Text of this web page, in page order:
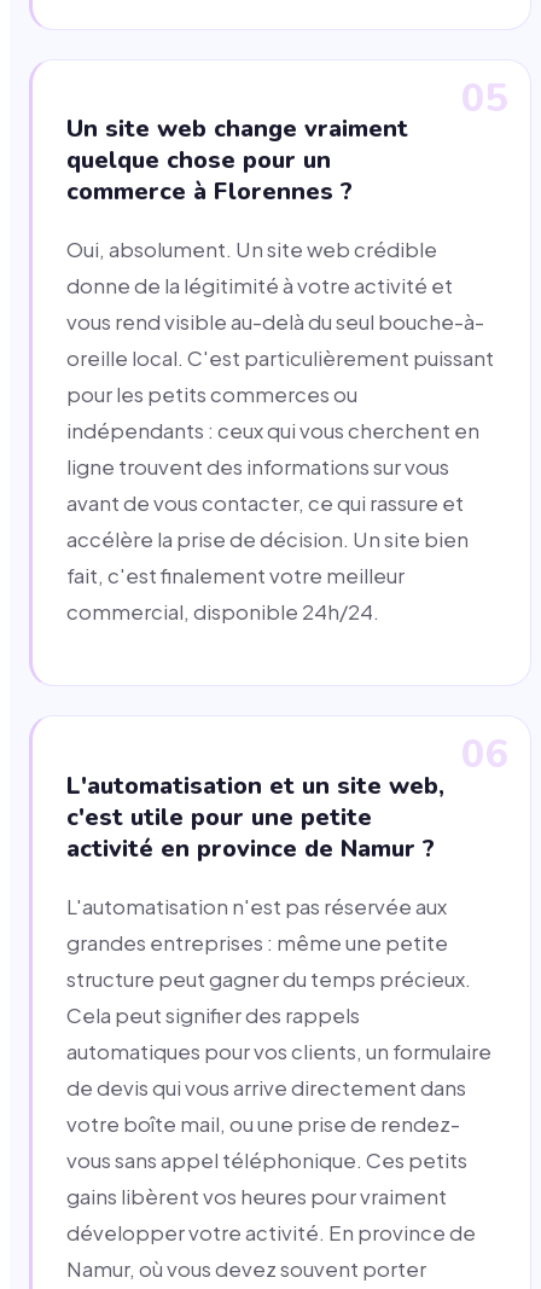
05
Un site web change vraiment
quelque chose pour un
commerce à Florennes ?
Oui, absolument. Un site web crédible
donne de la légitimité à votre activité et
vous rend visible au-delà du seul bouche-à-
oreille local. C'est particulièrement puissant
pour les petits commerces ou
indépendants : ceux qui vous cherchent en
ligne trouvent des informations sur vous
avant de vous contacter, ce qui rassure et
accélère la prise de décision. Un site bien
fait, c'est finalement votre meilleur
commercial, disponible 24h/24.
06
L'automatisation et un site web,
c'est utile pour une petite
activité en province de Namur ?
L'automatisation n'est pas réservée aux
grandes entreprises : même une petite
structure peut gagner du temps précieux.
Cela peut signifier des rappels
automatiques pour vos clients, un formulaire
de devis qui vous arrive directement dans
votre boîte mail, ou une prise de rendez-
vous sans appel téléphonique. Ces petits
gains libèrent vos heures pour vraiment
développer votre activité. En province de
Namur, où vous devez souvent porter